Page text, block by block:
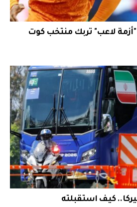
"أزمة لاعب" تربك منتخب كوت
كيف استقبلته